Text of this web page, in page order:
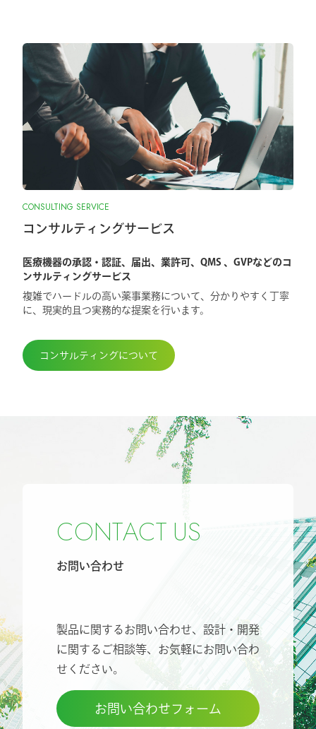
CONSULTING SERVICE
コンサルティングサービス
医療機器の承認・認証、届出、業許可、QMS 、GVPなどのコ
ンサルティングサービス
複雑でハードルの高い薬事業務について、分かりやすく丁寧
に、現実的且つ実務的な提案を行います。
コンサルティングについて
CONTACT US
お問い合わせ
製品に関するお問い合わせ、設計・開発
に関するご相談等、 お気軽にお問い合わ
せください。
お問い合わせフォーム